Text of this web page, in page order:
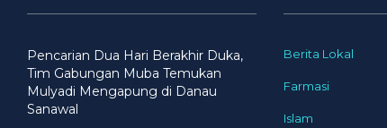
Pencarian Dua Hari Berakhir Duka,
Tim Gabungan Muba Temukan
Mulyadi Mengapung di Danau
Sanawal
Berita Lokal
Farmasi
Islam